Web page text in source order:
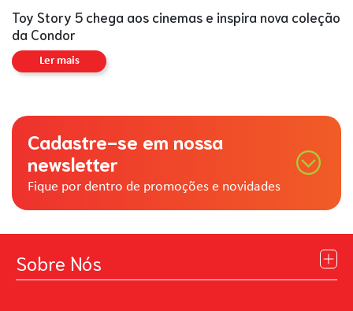
Toy Story 5 chega aos cinemas e inspira nova coleção
da Condor
Ler mais
Cadastre-se em nossa
newsletter
Fique por dentro de promoções e novidades
Sobre Nós